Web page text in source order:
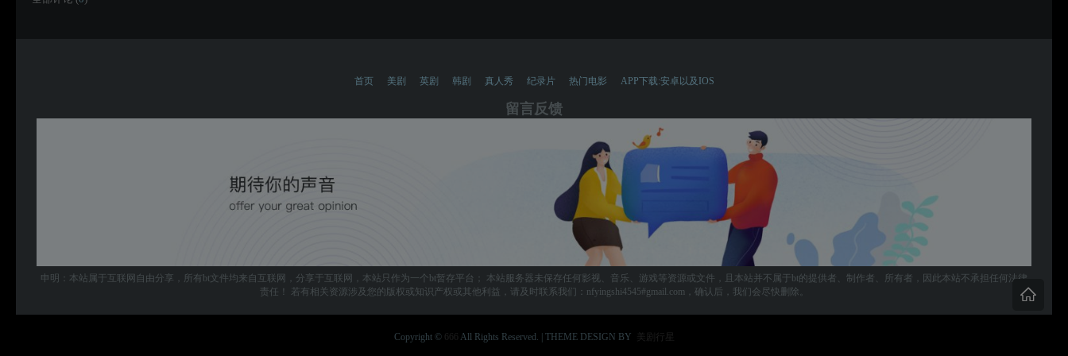
首页 美剧 英剧 韩剧 真人秀 纪录片 热门电影 APP下载:安卓以及IOS
留言反馈
申明：本站属于互联网自由分享，所有bt文件均来自互联网，分享于互联网，本站只作为一个bt暂存平台； 本站服务器未保存任何影视、音乐、游戏等资源或文件，且本站并不属于bt的提供者、制作者、所有者，因此本站不承担任何法律
责任！ 若有相关资源涉及您的版权或知识产权或其他利益，请及时联系我们：nfyingshi4545#gmail.com，确认后，我们会尽快删除。
Copyright © All Rights Reserved. | THEME DESIGN BY 美剧行星